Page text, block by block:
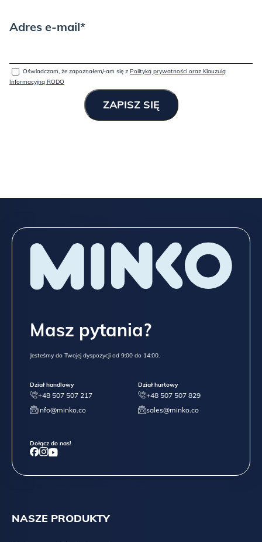
Adres e-mail*
Oświadczam, że zapoznałem/-am się z Polityką prywatności oraz Klauzulą
Informacyjną RODO
NASZE PRODUKTY
Masz pytania?
Jesteśmy do Twojej dyspozycji od 9:00 do 14:00.
Dział handlowy
+48 507 507 217
info@minko.co
Dział hurtowy
+48 507 507 829
sales@minko.co
Dołącz do nas!